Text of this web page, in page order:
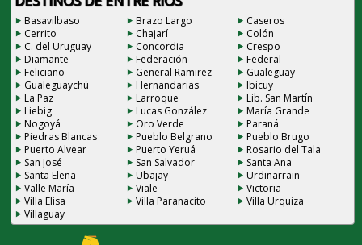
Basavilbaso Brazo Largo
Caseros
Cerrito
Chajarí
Colón
C. del Uruguay
Concordia
Crespo
Diamante
Federación
Federal
Feliciano
General Ramirez
Gualeguay
Gualeguaychú
Hernandarias
Ibicuy
La Paz
Larroque
Lib. San Martín
Liebig
Lucas González
María Grande
Nogoyá
Oro Verde
Paraná
Piedras Blancas
Pueblo Belgrano
Pueblo Brugo
Puerto Alvear
Puerto Yeruá
Rosario del Tala
San José
San Salvador
Santa Ana
Santa Elena
Ubajay
Urdinarrain
Valle María
Viale
Victoria
Villa Elisa
Villa Paranacito
Villa Urquiza
Villaguay